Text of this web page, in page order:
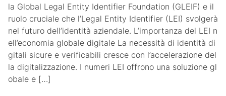
la Global Legal Entity Identifier Foundation (GLEIF) e il
ruolo cruciale che l’Legal Entity Identifier (LEI) svolgerà
nel futuro dell’identità aziendale. L’importanza del LEI n
ell’economia globale digitale La necessità di identità di
gitali sicure e verificabili cresce con l’accelerazione del
la digitalizzazione. I numeri LEI offrono una soluzione gl
obale e […]